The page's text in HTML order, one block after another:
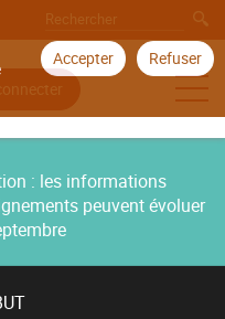
Accepter Refuser
: les informations
peuvent évoluer